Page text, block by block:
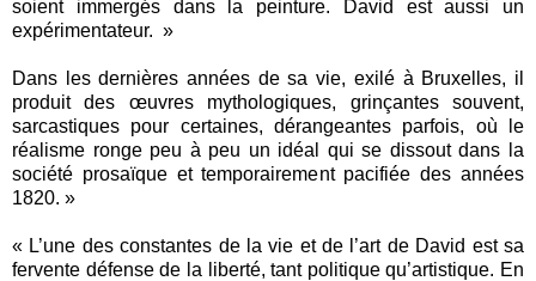
soient immergés dans la peinture. David est aussi un
expérimentateur. »
Dans les dernières années de sa vie, exilé à Bruxelles, il
produit des œuvres mythologiques, grinçantes souvent,
sarcastiques pour certaines, dérangeantes parfois, où le
réalisme ronge peu à peu un idéal qui se dissout dans la
société prosaïque et temporairement pacifiée des années
1820. »
« L’une des constantes de la vie et de l’art de David est sa
fervente défense de la liberté, tant politique qu’artistique. En